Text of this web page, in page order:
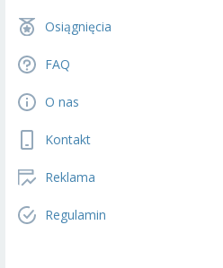
Osiągnięcia
FAQ
O nas
Kontakt
Reklama
Regulamin